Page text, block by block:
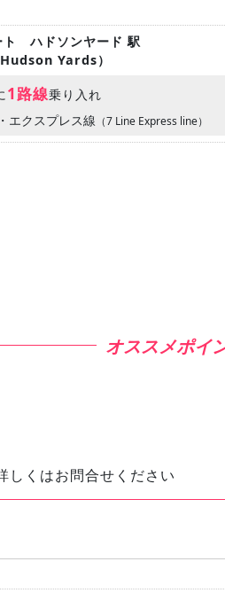
ト ハドソンヤード 駅
Yards）
1路線乗り入れ
エクスプレス線 （7 Line Express line）
しくはお問合せください